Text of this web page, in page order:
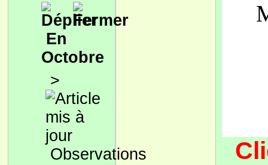
En
Octobre
>
Observations